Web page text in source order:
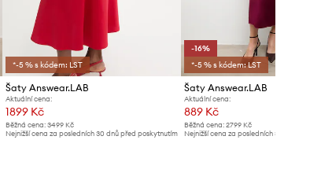
*-5 % s kódem: LST
Šaty Answear.LAB
Aktuální cena:
1899 Kč
Běžná cena:3499 Kč
Nejnižší cena za posledních 30 dnů před poskytnutím
-16%
*-5 % s kódem: LST
Šaty Answear.LAB
Aktuální cena:
889 Kč
Běžná cena: 2799 Kč
Nejnižší cena za posledních 30 dnů